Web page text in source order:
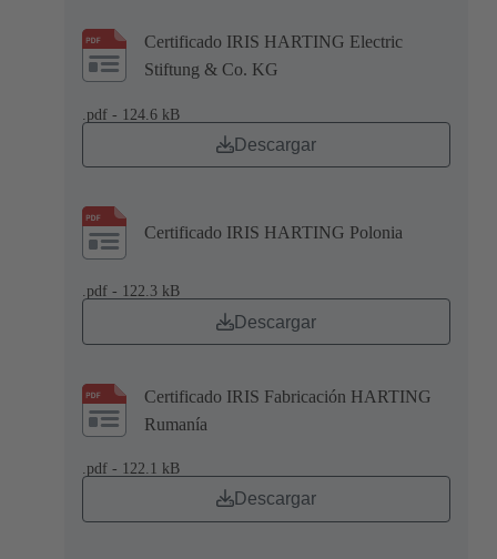
Certificado IRIS HARTING Electric
Stiftung & Co. KG
.pdf - 124.6 kB
Descargar
Certificado IRIS HARTING Polonia
.pdf - 122.3 kB
Descargar
Certificado IRIS Fabricación HARTING
Rumanía
.pdf - 122.1 kB
Descargar